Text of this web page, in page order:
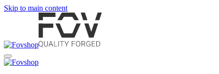
Skip to main content